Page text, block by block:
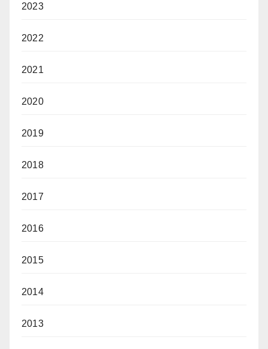
2023
2022
2021
2020
2019
2018
2017
2016
2015
2014
2013